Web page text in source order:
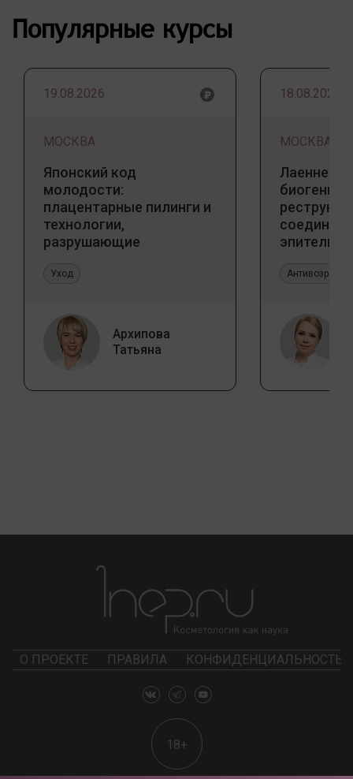
Популярные курсы
19.08.2026
МОСКВА
Японский код
молодости:
плацентарные пилинги и
технологии,
разрушающие
Уход
Архипова
Татьяна
18.08.2026
МОСКВА
Лаеннек
биогенный
О ПРОЕКТЕ ПРАВИЛА КОНФИДЕНЦИАЛЬНОСТЬ
18+